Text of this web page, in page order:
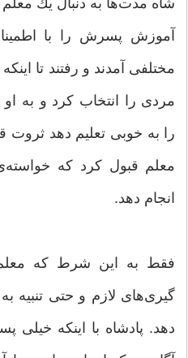
آموزش پسرش را با
مختلفی آمدند و رفتند تا
مردی را انتخاب كرد و به
را به خوبی تعلیم دهد ثروت
معلم قبول كرد كه
انجام دهد.
فقط به این شرط كه
گیری‌های لازم و حتی تنبیه
دهد. پادشاه با اینكه